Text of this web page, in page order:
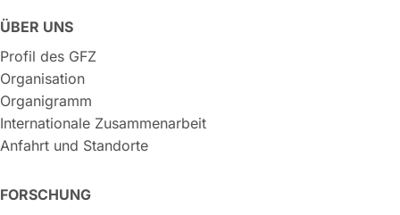
ÜBER UNS
Profil des GFZ
Organisation
Organigramm
Internationale Zusammenarbeit
Anfahrt und Standorte
FORSCHUNG